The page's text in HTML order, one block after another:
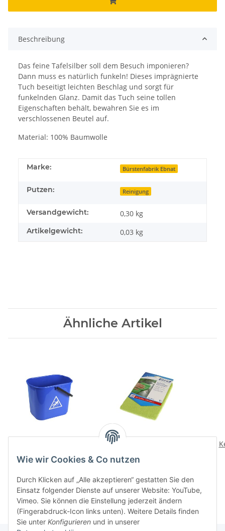
Beschreibung
Das feine Tafelsilber soll dem Besuch imponieren?
Dann muss es natürlich funkeln! Dieses imprägnierte
Tuch beseitigt leichten Beschlag und sorgt für
funkelnden Glanz. Damit das Tuch seine tollen
Eigenschaften behält, bewahren Sie es im
verschlossenen Beutel auf.
Material: 100% Baumwolle
Marke: Bürstenfabrik Ebnat
Putzen: Reinigung
Versandgewicht: 0,30 kg
Artikelgewicht: 0,03 kg
Ähnliche Artikel
13,95 CHF *
Wie wir Cookies & Co nutzen
Durch Klicken auf „Alle akzeptieren“ gestatten Sie den
Einsatz folgender Dienste auf unserer Website: YouTube,
Vimeo. Sie können die Einstellung jederzeit ändern
(Fingerabdruck-Icon links unten). Weitere Details finden
Sie unter Konfigurieren und in unserer